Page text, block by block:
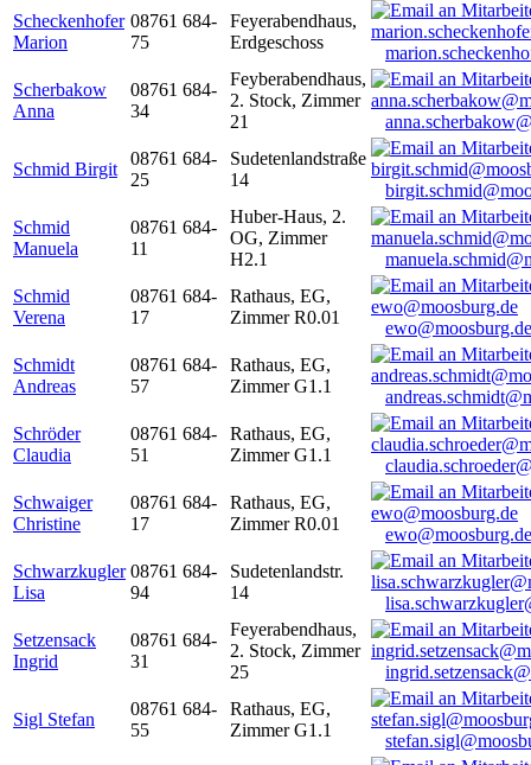
Scheckenhofer
Marion
08761 684-
75
Feyerabendhaus,
Erdgeschoss
Scherbakow
Anna
08761 684-
34
Feyberabendhaus,
2. Stock, Zimmer
21
Schmid Birgit
08761 684-
25
Sudetenlandstraße
14
Schmid
Manuela
08761 684-
11
Huber-Haus, 2.
OG, Zimmer
H2.1
Schmid
Verena
08761 684-
17
Rathaus, EG,
Zimmer R0.01
ewo@moosburg.de
Schmidt
Andreas
08761 684-
57
Rathaus, EG,
Zimmer G1.1
Schröder
Claudia
08761 684-
51
Rathaus, EG,
Zimmer G1.1
Schwaiger
Christine
08761 684-
17
Rathaus, EG,
Zimmer R0.01
ewo@moosburg.de
Schwarzkugler
Lisa
08761 684-
94
Sudetenlandstr.
14
Setzensack
Ingrid
08761 684-
31
Feyerabendhaus,
2. Stock, Zimmer
25
Sigl Stefan
08761 684-
55
Rathaus, EG,
Zimmer G1.1